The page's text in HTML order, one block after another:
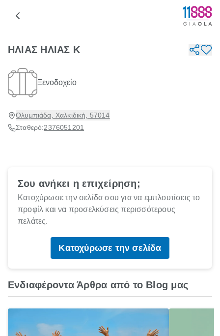
ΗΛΙΑΣ ΗΛΙΑΣ Κ
Ξενοδοχείο
Ολυμπιάδα, Χαλκιδική, 57014
Σταθερό:2376051201
Σου ανήκει η επιχείρηση;
Κατοχύρωσε την σελίδα σου για να εμπλουτίσεις το
προφίλ και να προσελκύσεις περισσότερους
πελάτες.
Κατοχύρωσε την σελίδα
Ενδιαφέροντα Άρθρα από το Blog μας